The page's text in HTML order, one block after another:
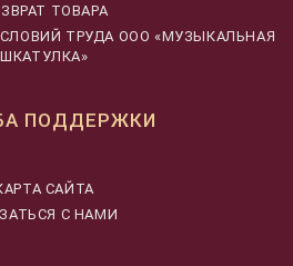
ТОВАРА
ТРУДА ООО «МУЗЫКАЛЬНАЯ
ШКАТУЛКА»
ПОДДЕРЖКИ
САЙТА
С НАМИ